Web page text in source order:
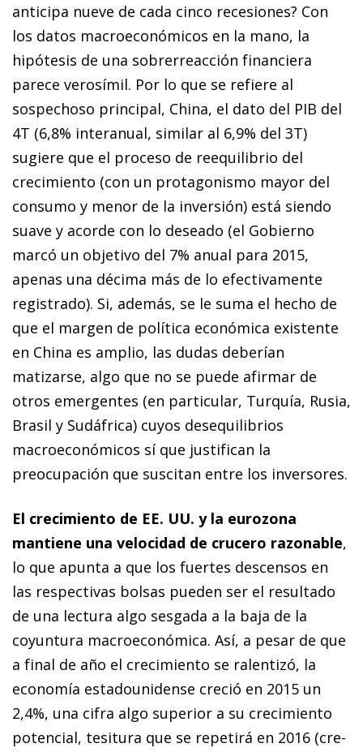
anticipa nueve de cada cinco recesiones? Con
los da­­tos macroeconómicos en la mano, la
hipótesis de una so­­bre­­rreacción financiera
parece verosímil. Por lo que se re­­fie­­re al
sospechoso principal, China, el dato del PIB del
4T (6,8% interanual, similar al 6,9% del 3T)
sugiere que el proceso de reequilibrio del
crecimiento (con un protagonis­­mo mayor del
consumo y menor de la inversión) está siendo
suave y acorde con lo deseado (el Gobierno
marcó un objetivo del 7% anual para 2015,
apenas una décima más de lo efectiva­­mente
registrado). Si, además, se le suma el hecho de
que el margen de política económica existente
en China es am­­plio, las dudas deberían
matizarse, algo que no se puede afirmar de
otros emergentes (en particular, Turquía, Rusia,
Brasil y Sudáfrica) cuyos desequilibrios
macroeconómicos sí que justifican la
preocupación que suscitan entre los in­­versores.
El crecimiento de EE. UU. y la eurozona
mantiene una ve­locidad de crucero razonable,
lo que apunta a que los fuertes descensos en
las respectivas bolsas pueden ser el re­­sultado
de una lectura algo sesgada a la baja de la
coyuntura macroeconómica. Así, a pesar de que
a final de año el crecimiento se ralentizó, la
economía estadounidense creció en 2015 un
2,4%, una cifra algo superior a su cre­­ci­­mien­­to
potencial, tesitura que se repetirá en 2016 (cre­­